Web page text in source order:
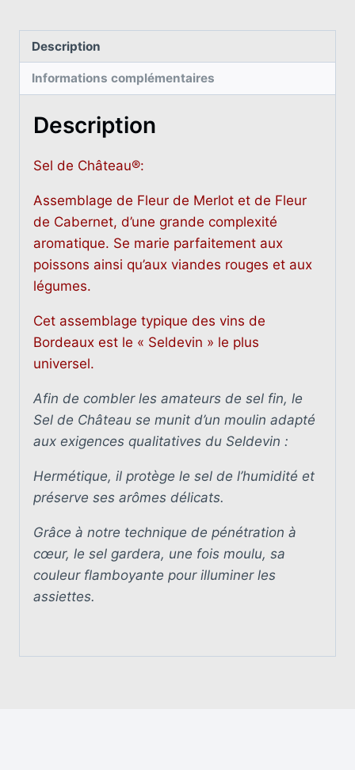
Description
Informations complémentaires
Description
Sel de Château®:
Assemblage de Fleur de Merlot et de Fleur
de Cabernet, d’une grande complexité
aromatique. Se marie parfaitement aux
poissons ainsi qu’aux viandes rouges et aux
légumes.
Cet assemblage typique des vins de
Bordeaux est le « Seldevin » le plus
universel.
Afin de combler les amateurs de sel fin, le
Sel de Château se munit d’un moulin adapté
aux exigences qualitatives du Seldevin :
Hermétique, il protège le sel de l’humidité et
préserve ses arômes délicats.
Grâce à notre technique de pénétration à
cœur, le sel gardera, une fois moulu, sa
couleur flamboyante pour illuminer les
assiettes.